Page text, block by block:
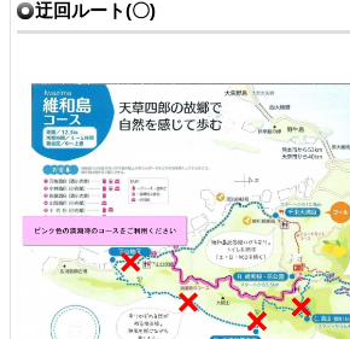
迂回ルート(〇)